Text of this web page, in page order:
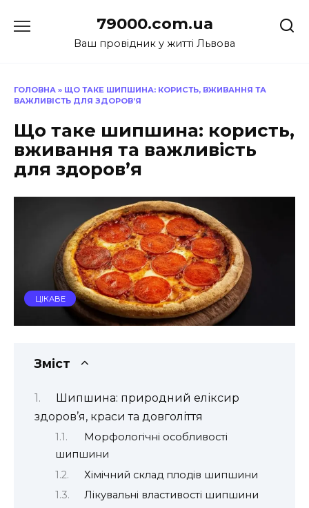
до
79000.com.ua
Ваш провідник у житті Львова
ГОЛОВНА » ЩО ТАКЕ ШИПШИНА: КОРИСТЬ, ВЖИВАННЯ ТА
ВАЖЛИВІСТЬ ДЛЯ ЗДОРОВ’Я
Що таке шипшина: користь,
вживання та важливість
для здоров’я
ЦІКАВЕ
Зміст
Шипшина: природний еліксир
здоров’я, краси та довголіття
Морфологічні особливості
шипшини
Хімічний склад плодів шипшини
Лікувальні властивості шипшини